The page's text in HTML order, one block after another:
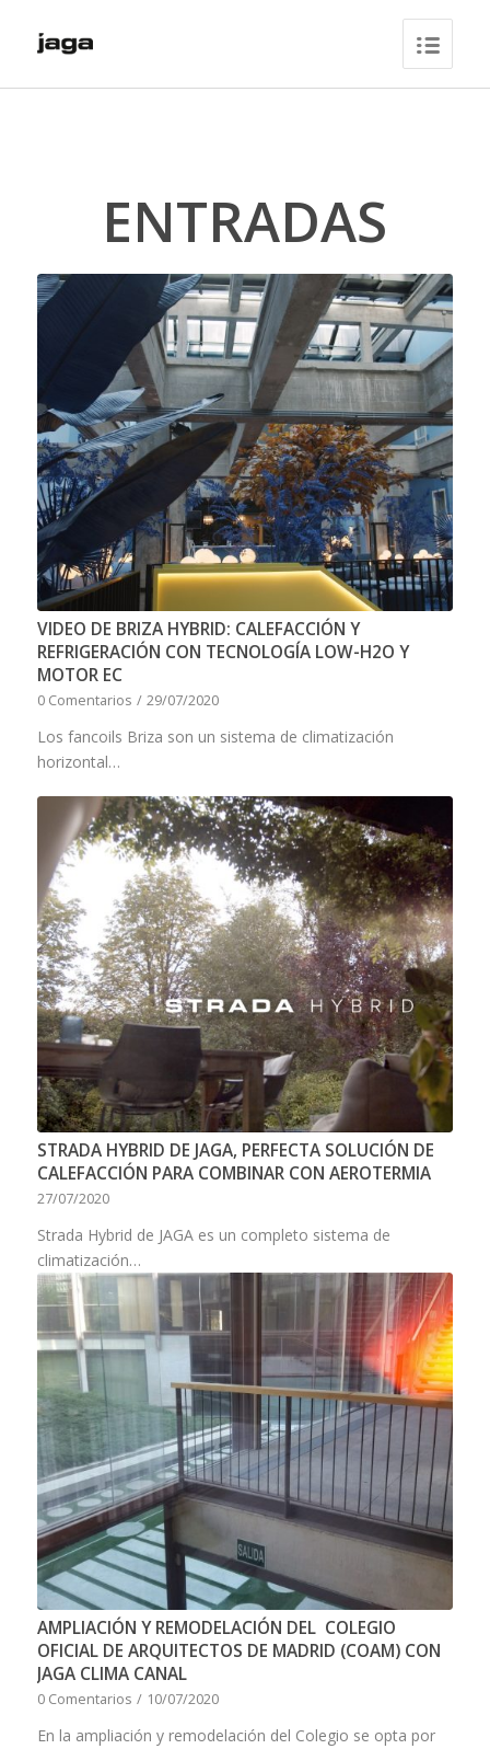
ENTRADAS
VIDEO DE BRIZA HYBRID: CALEFACCIÓN Y
REFRIGERACIÓN CON TECNOLOGÍA LOW-H2O Y
MOTOR EC
0 Comentarios / 29/07/2020
Los fancoils Briza son un sistema de climatización
horizontal…
STRADA HYBRID DE JAGA, PERFECTA SOLUCIÓN DE
CALEFACCIÓN PARA COMBINAR CON AEROTERMIA
27/07/2020
Strada Hybrid de JAGA es un completo sistema de
climatización…
AMPLIACIÓN Y REMODELACIÓN DEL COLEGIO
OFICIAL DE ARQUITECTOS DE MADRID (COAM) CON
JAGA CLIMA CANAL
0 Comentarios / 10/07/2020
En la ampliación y remodelación del Colegio se opta por